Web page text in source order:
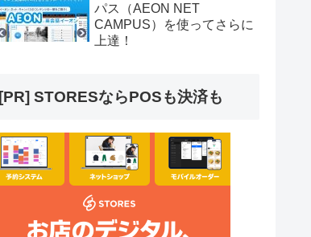
パス（AEON NET
CAMPUS）を使ってさらに
上達！
[PR] STORESならPOSも決済も